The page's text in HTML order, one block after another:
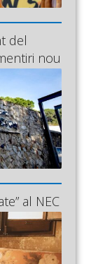
del
nou
al NEC